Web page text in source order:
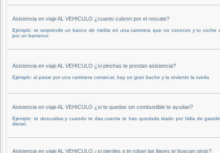
Asistencia en viaje AL VEHICULO ¿cuanto cubren por el rescate?
Ejemplo: te sorprende un banco de niebla en una carretera que no conoces y tu coche
por un barranco
Asistencia en viaje AL VEHICULO ¿si pinchas te prestan asistencia?
Ejemplo: al pasar por una carretera comarcal, hay un gran bache y la reviento la rueda
Asistencia en viaje AL VEHICULO ¿si te quedas sin combustible te ayudan?
Ejemplo: te descuidas y cuando te das cuenta te has quedado tirado por falta de
diesel.
Asistencia en viaje AL VEHICULO ¿si pierdes o te roban las llaves te buscan otras?